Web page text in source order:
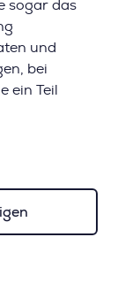
sogar das
und
bei
ein Teil